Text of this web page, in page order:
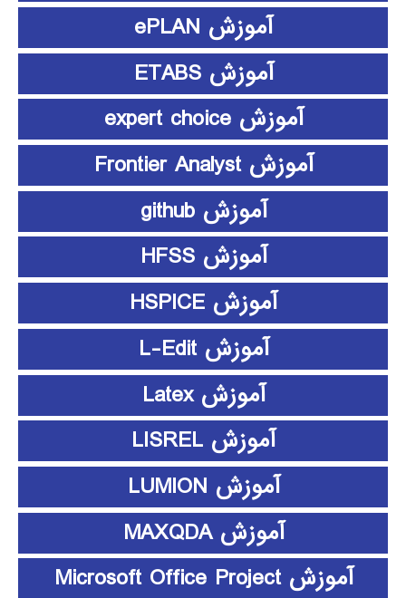
آموزش ePLAN
آموزش ETABS
آموزش expert choice
آموزش Frontier Analyst
آموزش github
آموزش HFSS
آموزش HSPICE
آموزش L-Edit
آموزش Latex
آموزش LISREL
آموزش LUMION
آموزش MAXQDA
آموزش Microsoft Office Project